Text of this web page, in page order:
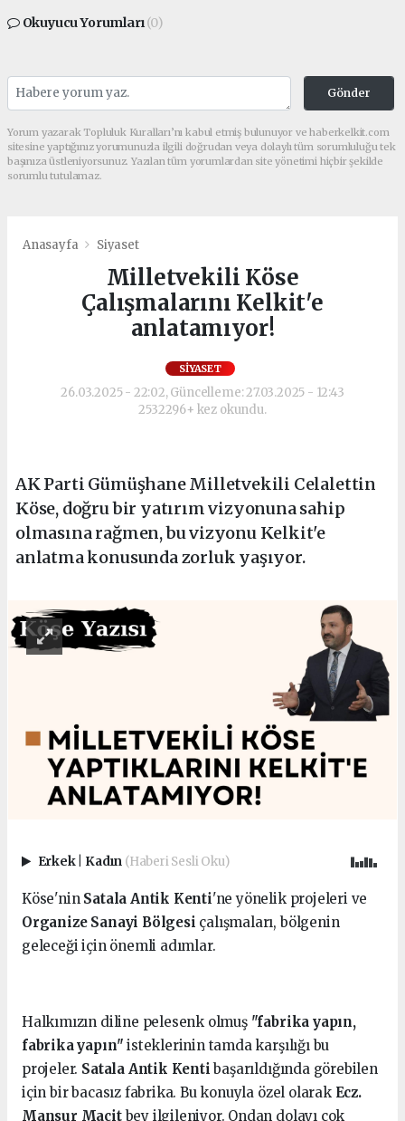
Okuyucu Yorumları(0)
Gönder
Yorum yazarak Topluluk Kuralları’nı kabul etmiş bulunuyor ve haberkelkit.com
sitesine yaptığınız yorumunuzla ilgili doğrudan veya dolaylı tüm sorumluluğu tek
başınıza üstleniyorsunuz. Yazılan tüm yorumlardan site yönetimi hiçbir şekilde
sorumlu tutulamaz.
Anasayfa Siyaset
Milletvekili Köse
Çalışmalarını Kelkit'e
anlatamıyor!
SIYASET
26.03.2025 - 22:02, Güncelleme: 27.03.2025 - 12:43
2532296+ kez okundu.
AK Parti Gümüşhane Milletvekili Celalettin
Köse, doğru bir yatırım vizyonuna sahip
olmasına rağmen, bu vizyonu Kelkit'e
anlatma konusunda zorluk yaşıyor.
Erkek Kadın (Haberi Sesli Oku)
Köse'nin Satala Antik Kenti'ne yönelik projeleri ve
Organize Sanayi Bölgesi çalışmaları, bölgenin
geleceği için önemli adımlar.
Halkımızın diline pelesenk olmuş "fabrika yapın,
fabrika yapın"isteklerinin tamda karşılığı bu
projeler. Satala Antik Kentibaşarıldığında görebilen
için bir bacasız fabrika. Bu konuyla özel olarak Ecz.
Mansur Macit bey ilgileniyor. Ondan dolayı çok